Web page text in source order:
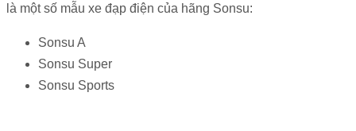
là một số mẫu xe đạp điện của hãng Sonsu:
Sonsu A
Sonsu Super
Sonsu Sports